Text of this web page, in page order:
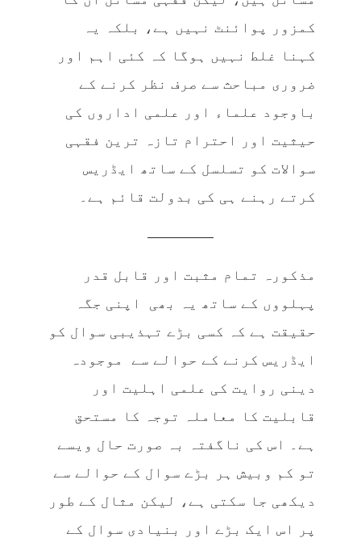
کمزور پوائنٹ نہیں ہے، بلکہ یہ
کہنا غلط نہیں ہوگا کہ کئی اہم اور
ضروری مباحث سے صرف نظر کرنے کے
باوجود علماء اور علمی اداروں کی
حیثیت اور احترام تازہ ترین فقہی
سوالات کو تسلسل کے ساتھ ایڈریس
کرتے رہنے ہی کی بدولت قائم ہے۔
————–
مذکورہ تمام مثبت اور قابل قدر
پہلووں کے ساتھ یہ بھی اپنی جگہ
حقیقت ہے کہ کسی بڑے تہذیبی سوال کو
ایڈریس کرنے کے حوالے سے موجودہ
دینی روایت کی علمی اہلیت اور
قابلیت کا معاملہ توجہ کا مستحق
ہے۔ اس کی ناگفتہ بہ صورت حال ویسے
تو کم وبیش ہر بڑے سوال کے حوالے سے
دیکھی جا سکتی ہے، لیکن مثال کے طور
پر اس ایک بڑے اور بنیادی سوال کے